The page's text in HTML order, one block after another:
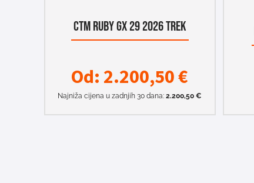
CTM RUBY GX 29 2026 TREK
Od:2.200,50€
Najniža cijena u zadnjih 30 dana:2.200,50€